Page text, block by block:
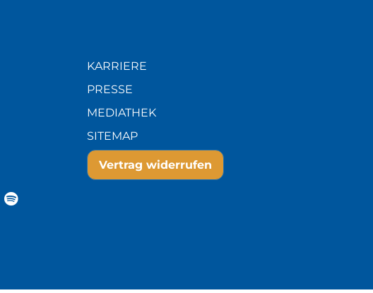
KARRIERE
PRESSE
MEDIATHEK
SITEMAP
Vertrag widerrufen